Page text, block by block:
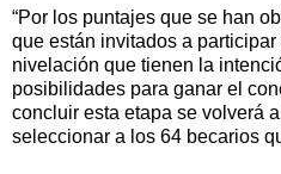
“Por los puntajes que se han
que están invitados a
nivelación que tienen la
posibilidades para ganar el
concluir esta etapa se volverá
seleccionar a los 64 becarios